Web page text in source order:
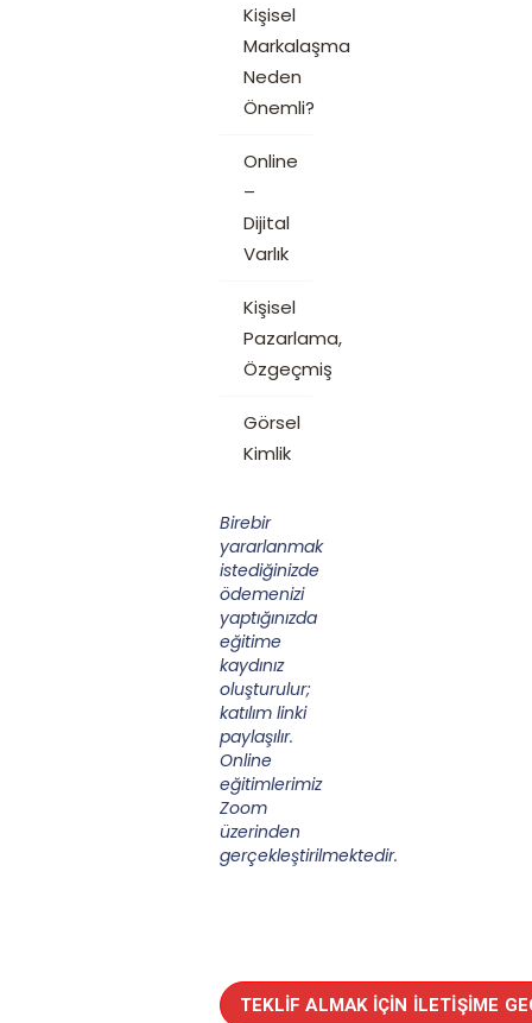
Kişisel
Markalaşma
Neden
Önemli?
Online
–
Dijital
Varlık
Kişisel
Pazarlama,
Özgeçmiş
Görsel
Kimlik
Birebir
yararlanmak
istediğinizde
ödemenizi
yaptığınızda
eğitime
kaydınız
oluşturulur;
katılım linki
paylaşılır.
Online
eğitimlerimiz
Zoom
üzerinden
gerçekleştirilmektedir.
TEKLIF ALMAK İÇIN İLETIŞIME